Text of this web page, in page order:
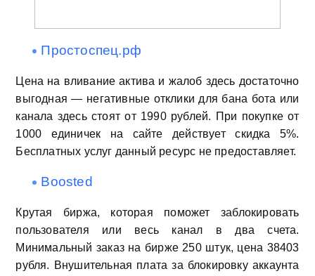
Простоспец.рф
Цена на вливание актива и жалоб здесь достаточно
выгодная — негативные отклики для бана бота или
канала здесь стоят от 1990 рублей. При покупке от
1000 единичек на сайте действует скидка 5%.
Бесплатных услуг данный ресурс не предоставляет.
Boosted
Крутая биржа, которая поможет заблокировать
пользователя или весь канал в два счета.
Минимальный заказ на бирже 250 штук, цена 38403
рубля. Внушительная плата за блокировку аккаунта